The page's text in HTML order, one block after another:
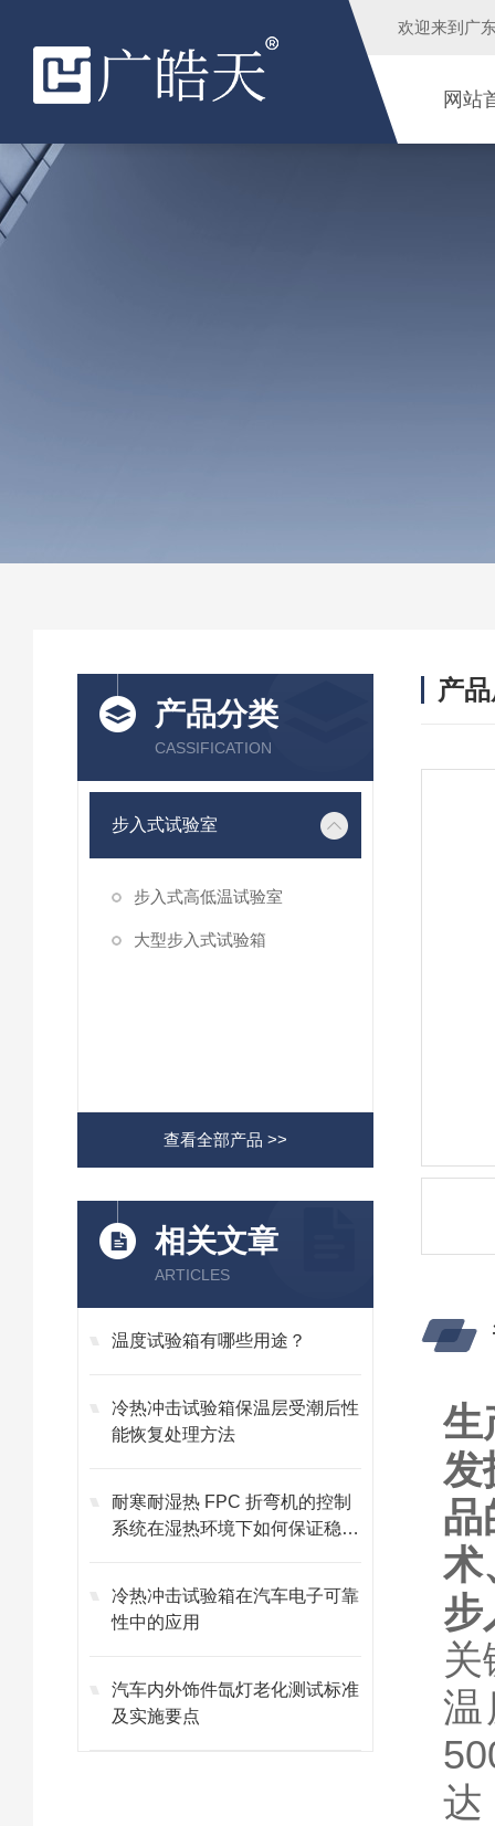
欢迎来到 广
网站
产品分类
CASSIFICATION
步入式试验室
步入式高低温试验室
大型步入式试验箱
查看全部产品 >>
相关文章
ARTICLES
温度试验箱有哪些用途？
冷热冲击试验箱保温层受潮后性
能恢复处理方法
耐寒耐湿热 FPC 折弯机的控制
系统在湿热环境下如何保证稳定
冷热冲击试验箱在汽车电子可靠
性中的应用
汽车内外饰件氙灯老化测试标准
及实施要点
产
生
发
品
术
步
关
达